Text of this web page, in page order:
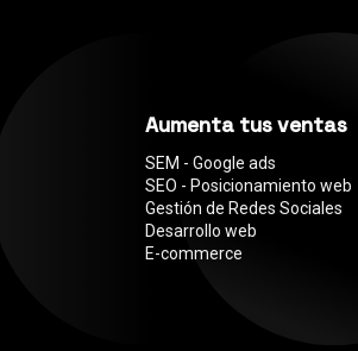
Aumenta tus ventas
SEM - Google ads
SEO - Posicionamiento web
Gestión de Redes Sociales
Desarrollo web
E-commerce